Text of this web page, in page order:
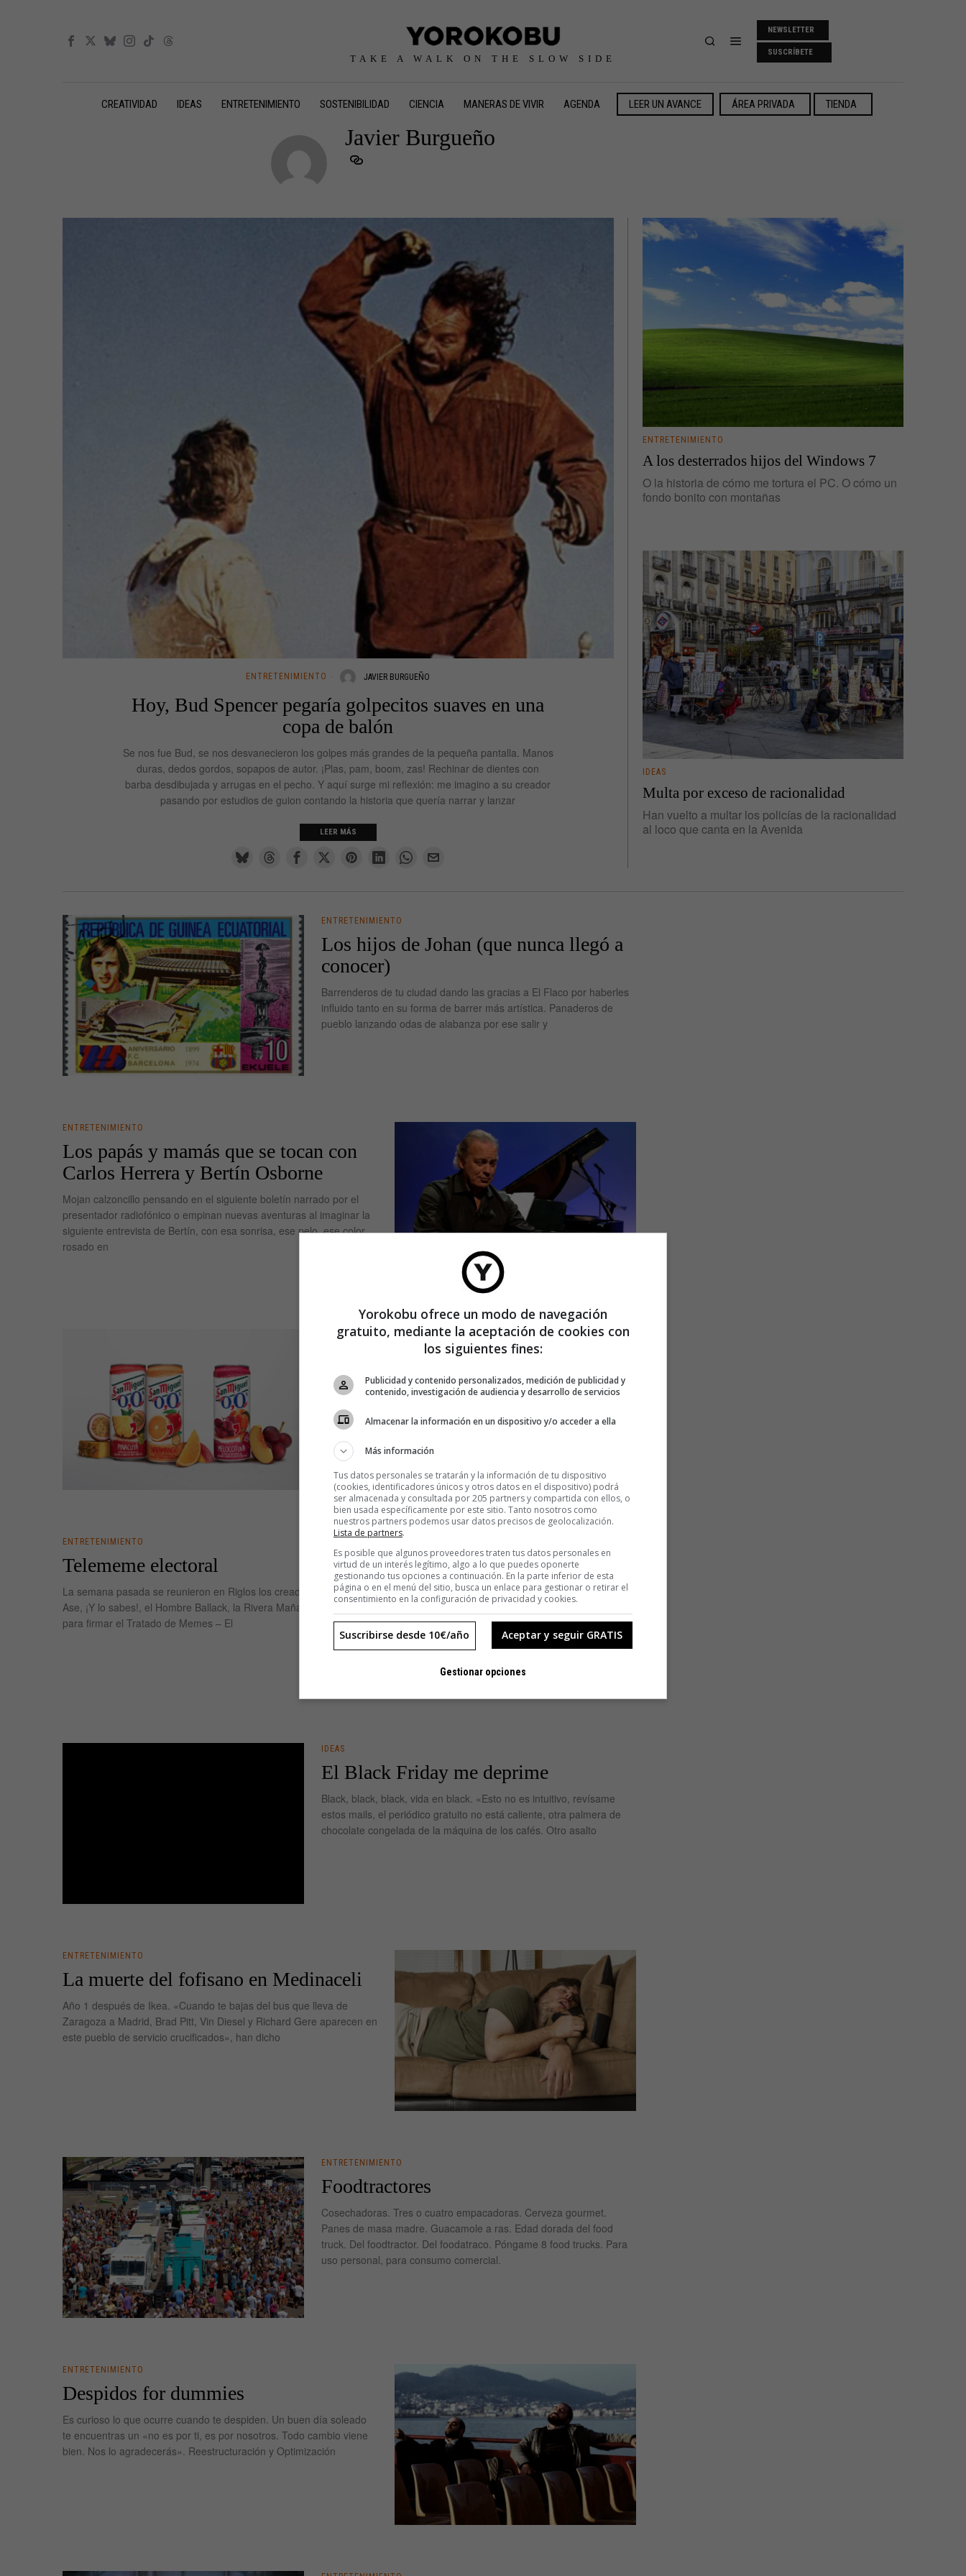
TAKE A WALK ON THE SLOW SIDE
NEWSLETTER
SUSCRÍBETE
CREATIVIDAD IDEAS ENTRETENIMIENTO SOSTENIBILIDAD CIENCIA MANERAS DE VIVIR AGENDA LEER UN AVANCE ÁREA PRIVADA TIENDA
Javier Burgueño
ENTRETENIMIENTO JAVIER BURGUEÑO
Hoy, Bud Spencer pegaría golpecitos suaves en una
copa de balón
Se nos fue Bud, se nos desvanecieron los golpes más grandes de la pequeña pantalla. Manos
duras, dedos gordos, sopapos de autor. ¡Plas, pam, boom, zas! Rechinar de dientes con
barba desdibujada y arrugas en el pecho. Y aquí surge mi reflexión: me imagino a su creador
pasando por estudios de guion contando la historia que quería narrar y lanzar
LEER MÁS
ENTRETENIMIENTO
A los desterrados hijos del Windows 7
O la historia de cómo me tortura el PC. O cómo un
fondo bonito con montañas
IDEAS
Multa por exceso de racionalidad
Han vuelto a multar los policías de la racionalidad
al loco que canta en la Avenida
ENTRETENIMIENTO
Los hijos de Johan (que nunca llegó a
conocer)
Barrenderos de tu ciudad dando las gracias a El Flaco por haberles
influido tanto en su forma de barrer más artística. Panaderos de
pueblo lanzando odas de alabanza por ese salir y
ENTRETENIMIENTO
Los papás y mamás que se tocan con
Carlos Herrera y Bertín Osborne
Mojan calzoncillo pensando en el siguiente boletín narrado por el
presentador radiofónico o empinan nuevas aventuras al imaginar la
siguiente entrevista de Bertín, con esa sonrisa, ese pelo, ese color
rosado en
ENTRETENIMIENTO
Los gastro inventos del Profesor
Bacterio
Las McDalenas del McDonald’s las ha inventado el profesor
Bacterio, que ahora lleva un pendiente de coco y pantalones pitillo.
Curra de 15:00 a 24:00 creando gastro inventos para llevar o tomar
ENTRETENIMIENTO
Telememe electoral
La semana pasada se reunieron en Riglos los creadores del Ola K
Ase, ¡Y lo sabes!, el Hombre Ballack, la Rivera Maña y Chips Rajoy
para firmar el Tratado de Memes – El
IDEAS
El Black Friday me deprime
Black, black, black, vida en black. «Esto no es intuitivo, revísame
estos mails, el periódico gratuito no está caliente, otra palmera de
chocolate congelada de la máquina de los cafés. Otro asalto
ENTRETENIMIENTO
La muerte del fofisano en Medinaceli
Año 1 después de Ikea. «Cuando te bajas del bus que lleva de
Zaragoza a Madrid, Brad Pitt, Vin Diesel y Richard Gere aparecen en
este pueblo de servicio crucificados», han dicho
ENTRETENIMIENTO
Foodtractores
Cosechadoras. Tres o cuatro empacadoras. Cerveza gourmet.
Panes de masa madre. Guacamole a ras. Edad dorada del food
truck. Del foodtractor. Del foodatraco. Póngame 8 food trucks. Para
uso personal, para consumo comercial.
ENTRETENIMIENTO
Despidos for dummies
Es curioso lo que ocurre cuando te despiden. Un buen día soleado
te encuentras un «no es por ti, es por nosotros. Todo cambio viene
bien. Nos lo agradecerás». Reestructuración y Optimización
Yorokobu ofrece un modo de navegación
gratuito, mediante la aceptación de cookies con
los siguientes fines:
Publicidad y contenido personalizados, medición de publicidad y
contenido, investigación de audiencia y desarrollo de servicios
Almacenar la información en un dispositivo y/o acceder a ella
Más información
Tus datos personales se tratarán y la información de tu dispositivo
(cookies, identificadores únicos y otros datos en el dispositivo) podrá
ser almacenada y consultada por 205 partners y compartida con ellos, o
bien usada específicamente por este sitio. Tanto nosotros como
nuestros partners podemos usar datos precisos de geolocalización.
Lista de partners.
Es posible que algunos proveedores traten tus datos personales en
virtud de un interés legítimo, algo a lo que puedes oponerte
gestionando tus opciones a continuación. En la parte inferior de esta
página o en el menú del sitio, busca un enlace para gestionar o retirar el
consentimiento en la configuración de privacidad y cookies.
Aceptar y seguir GRATIS
Suscribirse desde 10€/año
Gestionar opciones